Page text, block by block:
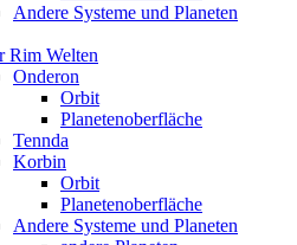
Andere Systeme und Planeten
Rim Welten
Onderon
Orbit
Planetenoberfläche
Tennda
Korbin
Orbit
Planetenoberfläche
Andere Systeme und Planeten